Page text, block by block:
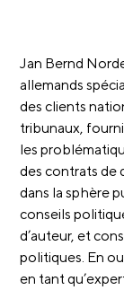
Jan Bernd
allemands
des clients
tribunaux,
les
des contrats de
dans la sphère
conseils
d’auteur, et
politiques. En
en tant